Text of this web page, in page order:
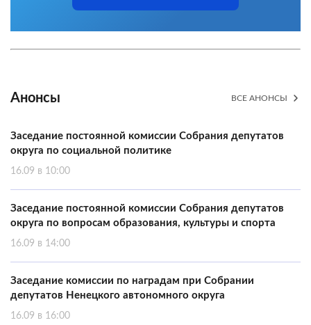
Анонсы ВСЕ АНОНСЫ
Заседание постоянной комиссии Собрания депутатов
округа по социальной политике
16.09 в 10:00
Заседание постоянной комиссии Собрания депутатов
округа по вопросам образования, культуры и спорта
16.09 в 14:00
Заседание комиссии по наградам при Собрании
депутатов Ненецкого автономного округа
16.09 в 16:00